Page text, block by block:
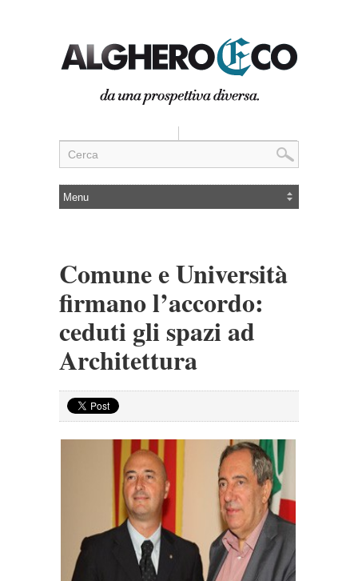
Comune e Università
firmano l’accordo:
ceduti gli spazi ad
Architettura